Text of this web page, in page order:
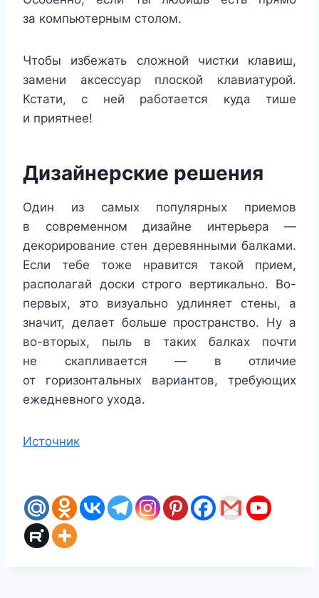
за компьютерным столом.
Чтобы избежать сложной чистки клавиш,
замени аксессуар плоской клавиатурой.
Кстати, с ней работается куда тише
и приятнее!
Дизайнерские решения
Один из самых популярных приемов
в современном дизайне интерьера —
декорирование стен деревянными балками.
Если тебе тоже нравится такой прием,
располагай доски строго вертикально. Во-
первых, это визуально удлиняет стены, а
значит, делает больше пространство. Ну а
во-вторых, пыль в таких балках почти
не скапливается — в отличие
от горизонтальных вариантов, требующих
ежедневного ухода.
Источник